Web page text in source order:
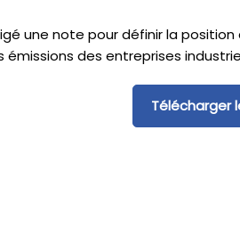
une note pour définir la
émissions des entreprises
Télécharger